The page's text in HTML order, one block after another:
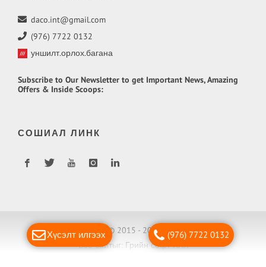
daco.int@gmail.com
(976) 7722 0132
уншилт.орлох.багана
Subscribe to Our Newsletter to get Important News, Amazing
Offers & Inside Scoops:
СОШИАЛ ЛИНК
Copyright © 2015 - 2018 Daco LLC
Вэб сайтыг: Грийн софт ХХК
Хүсэлт илгээх (976) 7722 0132